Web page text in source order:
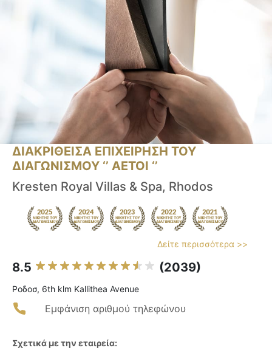
ΔΙΑΚΡΙΘΕΙΣΑ ΕΠΙΧΕΙΡΗΣΗ ΤΟΥ
ΔΙΑΓΩΝΙΣΜΟΥ ‘’ ΑΕΤΟΙ ‘’
Kresten Royal Villas & Spa, Rhodos
Δείτε περισσότερα >>
8.5 (2039)
Ροδοσ, 6th klm Kallithea Avenue
Εμφάνιση αριθμού τηλεφώνου
Σχετικά με την εταιρεία: